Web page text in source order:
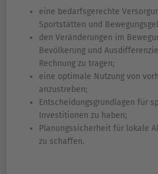
eine bedarfsgerechte
Sportstätten und
den Veränderungen im
Bevölkerung und
Rechnung zu tragen;
eine optimale Nutzung von
anzustreben;
Entscheidungsgrundlagen für
Investitionen zu haben;
Planungssicherheit für lokale
zu schaffen.